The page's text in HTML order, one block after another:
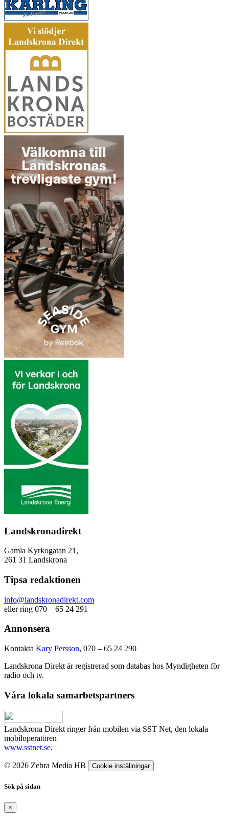
Landskronadirekt
Gamla Kyrkogatan 21,
261 31 Landskrona
Tipsa redaktionen
info@landskronadirekt.com
eller ring 070 – 65 24 291
Annonsera
Kontakta Kary Persson, 070 – 65 24 290
Landskrona Direkt är registrerad som databas hos Myndigheten för
radio och tv.
Våra lokala samarbetspartners
Landskrona Direkt ringer från mobilen via SST Net, den lokala
mobiloperatören
www.sstnet.se.
© 2026 Zebra Media HB Cookie inställningar
Sök på sidan
×